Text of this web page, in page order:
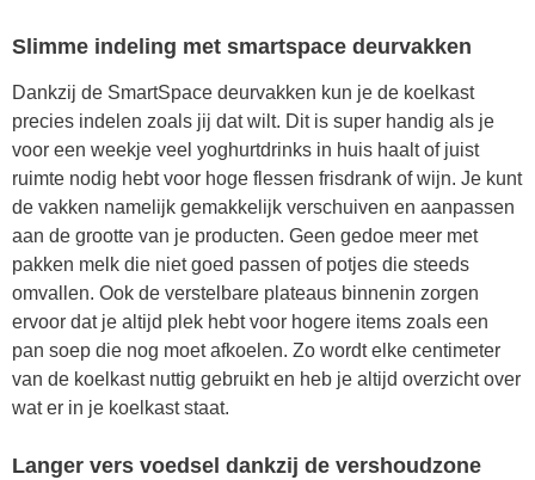
Slimme indeling met smartspace deurvakken
Dankzij de SmartSpace deurvakken kun je de koelkast
precies indelen zoals jij dat wilt. Dit is super handig als je
voor een weekje veel yoghurtdrinks in huis haalt of juist
ruimte nodig hebt voor hoge flessen frisdrank of wijn. Je kunt
de vakken namelijk gemakkelijk verschuiven en aanpassen
aan de grootte van je producten. Geen gedoe meer met
pakken melk die niet goed passen of potjes die steeds
omvallen. Ook de verstelbare plateaus binnenin zorgen
ervoor dat je altijd plek hebt voor hogere items zoals een
pan soep die nog moet afkoelen. Zo wordt elke centimeter
van de koelkast nuttig gebruikt en heb je altijd overzicht over
wat er in je koelkast staat.
Langer vers voedsel dankzij de vershoudzone